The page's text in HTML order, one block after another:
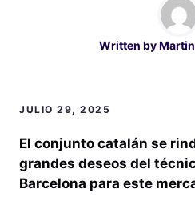
Written by
JULIO 29, 2025
El conjunto catalán se
grandes deseos del
Barcelona para este